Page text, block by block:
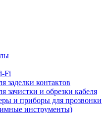
Fi
заделки контактов
зачистки и обрезки кабеля
и приборы для прозвонки
инструменты)